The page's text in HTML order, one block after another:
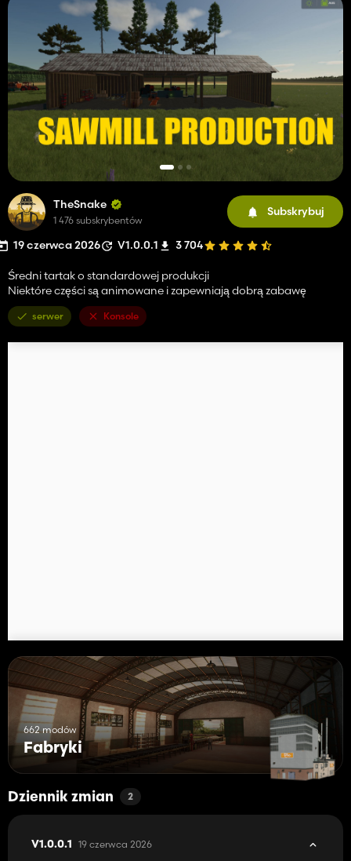
TheSnake
1 476 subskrybentów
Subskrybuj
19 czerwca 2026 V1.0.0.1 3 704
Średni tartak o standardowej produkcji
Niektóre części są animowane i zapewniają dobrą zabawę
serwer Konsole
662 modów
Fabryki
Dziennik zmian 2
V1.0.0.1 19 czerwca 2026